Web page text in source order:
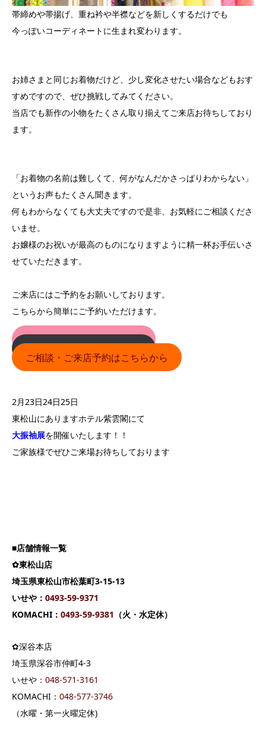
帯締めや帯揚げ、重ね衿や半襟などを新しくするだけでも
今っぽいコーディネートに生まれ変わります。
お姉さまと同じお着物だけど、少し変化させたい場合などもおす
すめですので、ぜひ挑戦してみてください。
当店でも新作の小物をたくさん取り揃えてご来店お待ちしており
ます。
「お着物の名前は難しくて、何がなんだかさっぱりわからない」
というお声もたくさん聞きます。
何もわからなくても大丈夫ですので是非、お気軽にご相談くださ
いませ。
お嬢様のお祝いが最高のものになりますように精一杯お手伝いさ
せていただきます。
ご来店にはご予約をお願いしております。
こちらから簡単にご予約いただけます。
ご相談・ご来店予約はこちらから
2月23日24日25日
東松山にありますホテル紫雲閣にて
大振袖展を開催いたします！！
ご家族様でぜひご来場お待ちしております
■店舗情報一覧
✿東松山店
埼玉県東松山市松葉町3-15-13
いせや： 0493-59-9371
KOMACHI： 0493-59-9381 （火・水定休）
✿深谷本店
埼玉県深谷市仲町4-3
いせや： 048-571-3161
KOMACHI： 048-577-3746
（水曜・第一火曜定休)